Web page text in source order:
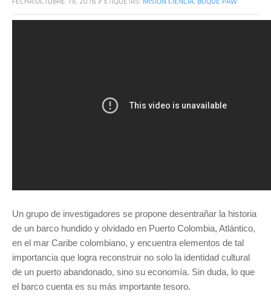
Un grupo de investigadores se propone desentrañar la historia
de un barco hundido y olvidado en Puerto Colombia, Atlántico,
en el mar Caribe colombiano, y encuentra elementos de tal
importancia que logra reconstruir no solo la identidad cultural
de un puerto abandonado, sino su economía. Sin duda, lo que
el barco cuenta es su más importante tesoro.